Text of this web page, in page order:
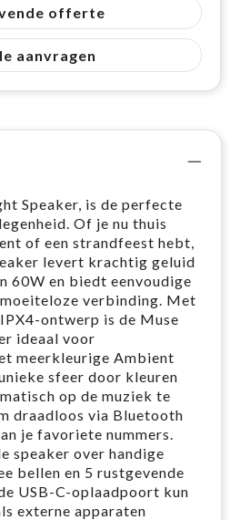
offerte
aanvragen
Speaker, is de perfecte
Of je nu thuis
of een strandfeest hebt,
levert krachtig geluid
60W en biedt eenvoudige
verbinding. Met
ontwerp is de Muse
ideaal voor
meerkleurige Ambient
sfeer door kleuren
op de muziek te
draadloos via Bluetooth
je favoriete nummers.
speaker over handige
bellen en 5 rustgevende
USB-C-oplaadpoort kun
externe apparaten